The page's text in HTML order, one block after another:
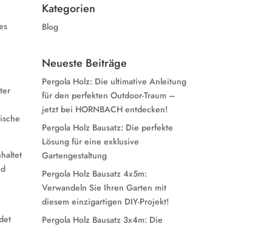
Kategorien
Blog
Neueste Beiträge
Pergola Holz: Die ultimative Anleitung
für den perfekten Outdoor-Traum –
jetzt bei HORNBACH entdecken!
Pergola Holz Bausatz: Die perfekte
Lösung für eine exklusive
Gartengestaltung
Pergola Holz Bausatz 4x5m:
Verwandeln Sie Ihren Garten mit
diesem einzigartigen DIY-Projekt!
Pergola Holz Bausatz 3x4m: Die